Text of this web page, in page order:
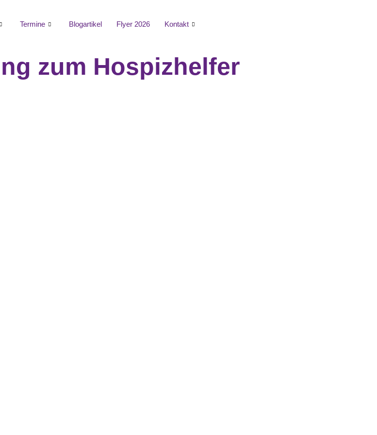
Termine Blogartikel Flyer 2026 Kontakt
zum Hospizhelfer